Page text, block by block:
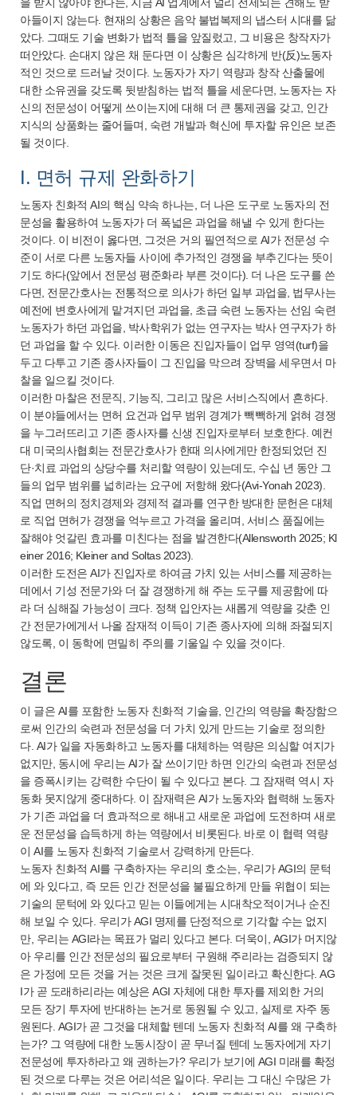
아들이지 않는다. 현재의 상황은 음악 불법복제의 냅스터 시대를 닮
았다. 그때도 기술 변화가 법적 틀을 앞질렀고, 그 비용은 창작자가
떠안았다. 손대지 않은 채 둔다면 이 상황은 심각하게 반(反)노동자
적인 것으로 드러날 것이다. 노동자가 자기 역량과 창작 산출물에
대한 소유권을 갖도록 뒷받침하는 법적 틀을 세운다면, 노동자는 자
신의 전문성이 어떻게 쓰이는지에 대해 더 큰 통제권을 갖고, 인간
지식의 상품화는 줄어들며, 숙련 개발과 혁신에 투자할 유인은 보존
될 것이다.
I. 면허 규제 완화하기
노동자 친화적 AI의 핵심 약속 하나는, 더 나은 도구로 노동자의 전
문성을 활용하여 노동자가 더 폭넓은 과업을 해낼 수 있게 한다는
것이다. 이 비전이 옳다면, 그것은 거의 필연적으로 AI가 전문성 수
준이 서로 다른 노동자들 사이에 추가적인 경쟁을 부추긴다는 뜻이
기도 하다(앞에서 전문성 평준화라 부른 것이다). 더 나은 도구를 쓴
다면, 전문간호사는 전통적으로 의사가 하던 일부 과업을, 법무사는
예전에 변호사에게 맡겨지던 과업을, 초급 숙련 노동자는 선임 숙련
노동자가 하던 과업을, 박사학위가 없는 연구자는 박사 연구자가 하
던 과업을 할 수 있다. 이러한 이동은 진입자들이 업무 영역(turf)을
두고 다투고 기존 종사자들이 그 진입을 막으려 장벽을 세우면서 마
찰을 일으킬 것이다.
이러한 마찰은 전문직, 기능직, 그리고 많은 서비스직에서 흔하다.
이 분야들에서는 면허 요건과 업무 범위 경계가 빽빽하게 얽혀 경쟁
을 누그러뜨리고 기존 종사자를 신생 진입자로부터 보호한다. 예컨
대 미국의사협회는 전문간호사가 한때 의사에게만 한정되었던 진
단·치료 과업의 상당수를 처리할 역량이 있는데도, 수십 년 동안 그
들의 업무 범위를 넓히라는 요구에 저항해 왔다(Avi-Yonah 2023).
직업 면허의 정치경제와 경제적 결과를 연구한 방대한 문헌은 대체
로 직업 면허가 경쟁을 억누르고 가격을 올리며, 서비스 품질에는
잘해야 엇갈린 효과를 미친다는 점을 발견한다(Allensworth 2025; Kl
einer 2016; Kleiner and Soltas 2023).
이러한 도전은 AI가 진입자로 하여금 가치 있는 서비스를 제공하는
데에서 기성 전문가와 더 잘 경쟁하게 해 주는 도구를 제공함에 따
라 더 심해질 가능성이 크다. 정책 입안자는 새롭게 역량을 갖춘 인
간 전문가에게서 나올 잠재적 이득이 기존 종사자에 의해 좌절되지
않도록, 이 동학에 면밀히 주의를 기울일 수 있을 것이다.
결론
이 글은 AI를 포함한 노동자 친화적 기술을, 인간의 역량을 확장함으
로써 인간의 숙련과 전문성을 더 가치 있게 만드는 기술로 정의한
다. AI가 일을 자동화하고 노동자를 대체하는 역량은 의심할 여지가
없지만, 동시에 우리는 AI가 잘 쓰이기만 하면 인간의 숙련과 전문성
을 증폭시키는 강력한 수단이 될 수 있다고 본다. 그 잠재력 역시 자
동화 못지않게 중대하다. 이 잠재력은 AI가 노동자와 협력해 노동자
가 기존 과업을 더 효과적으로 해내고 새로운 과업에 도전하며 새로
운 전문성을 습득하게 하는 역량에서 비롯된다. 바로 이 협력 역량
이 AI를 노동자 친화적 기술로서 강력하게 만든다.
노동자 친화적 AI를 구축하자는 우리의 호소는, 우리가 AGI의 문턱
에 와 있다고, 즉 모든 인간 전문성을 불필요하게 만들 위협이 되는
기술의 문턱에 와 있다고 믿는 이들에게는 시대착오적이거나 순진
해 보일 수 있다. 우리가 AGI 명제를 단정적으로 기각할 수는 없지
만, 우리는 AGI라는 목표가 멀리 있다고 본다. 더욱이, AGI가 머지않
아 우리를 인간 전문성의 필요로부터 구원해 주리라는 검증되지 않
은 가정에 모든 것을 거는 것은 크게 잘못된 일이라고 확신한다. AG
I가 곧 도래하리라는 예상은 AGI 자체에 대한 투자를 제외한 거의
모든 장기 투자에 반대하는 논거로 동원될 수 있고, 실제로 자주 동
원된다. AGI가 곧 그것을 대체할 텐데 노동자 친화적 AI를 왜 구축하
는가? 그 역량에 대한 노동시장이 곧 무너질 텐데 노동자에게 자기
전문성에 투자하라고 왜 권하는가? 우리가 보기에 AGI 미래를 확정
된 것으로 다루는 것은 어리석은 일이다. 우리는 그 대신 수많은 가